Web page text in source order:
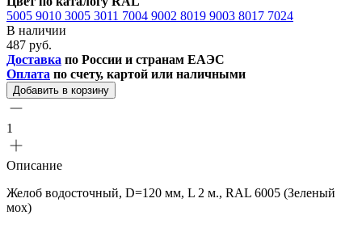
5005 9010 3005 3011 7004 9002 8019 9003 8017 7024
В наличии
487 руб.
Доставка по России и странам ЕАЭС
Оплата по счету, картой или наличными
Добавить в корзину
1
Описание
Желоб водосточный, D=120 мм, L 2 м., RAL 6005 (Зеленый
мох)